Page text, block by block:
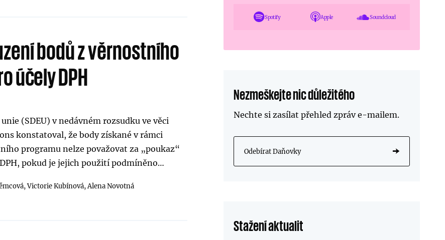
bodů z věrnostního
účely DPH
(SDEU) v nedávném rozsudku ve věci
konstatoval, že body získané v rámci
programu nelze považovat za „poukaz“
pokud je jejich použití podmíněno…
Victorie Kubínová,Alena Novotná
Spotify Apple Soundcloud
Nezmeškejte nic důležitého
Nechte si zasílat přehled zpráve-mailem.
Odebírat Daňovky
Stažení aktualit